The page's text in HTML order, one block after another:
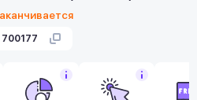
700177